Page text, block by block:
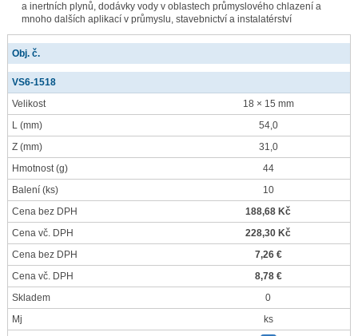
a inertních plynů, dodávky vody v oblastech průmyslového chlazení a
mnoho dalších aplikací v průmyslu, stavebnictví a instalatérství
Obj. č.
VS6-1518
Velikost
18 × 15 mm
L (mm)
54,0
Z (mm)
31,0
Hmotnost(g)
44
Balení (ks)
10
Cena bez DPH
188,68 Kč
Cena vč. DPH
228,30 Kč
Cena bez DPH
7,26 €
Cena vč. DPH
8,78 €
Skladem
0
Mj
ks